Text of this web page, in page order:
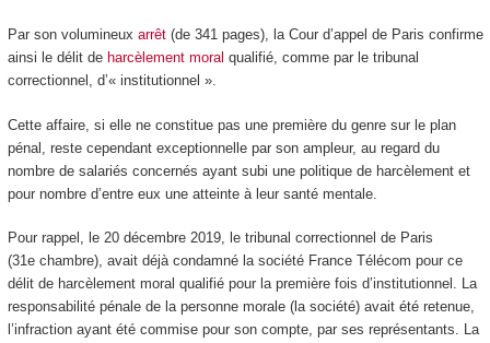
Par son volumineux arrêt(de 341 pages), la Cour d’appel de Paris confirme
ainsi le délit de harcèlement moral qualifié, comme par le tribunal
correctionnel, d’« institutionnel ».
Cette affaire, si elle ne constitue pas une première du genre sur le plan
pénal, reste cependant exceptionnelle par son ampleur, au regard du
nombre de salariés concernés ayant subi une politique de harcèlement et
pour nombre d’entre eux une atteinte à leur santé mentale.
Pour rappel, le 20 décembre 2019, le tribunal correctionnel de Paris
(31echambre), avait déjà condamné la société France Télécom pour ce
délit de harcèlement moral qualifié pour la première fois d’institutionnel. La
responsabilité pénale de la personne morale (la société) avait été retenue,
l’infraction ayant été commise pour son compte, par ses représentants. La